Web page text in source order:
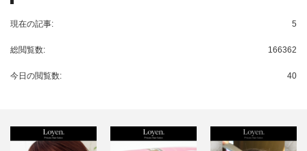
5
現在の記事:
166362
総閲覧数:
40
今日の閲覧数: